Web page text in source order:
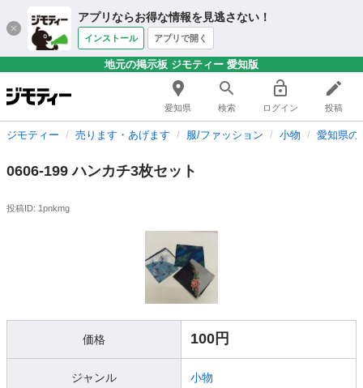
アプリならお得な情報を見逃さない！
インストール アプリで開く
地元の掲示板 ジモティー 愛知版
愛知県 検索 ログイン 投稿
ジモティー 売ります・あげます 服/ファッション 小物 愛知県の
0606-199 ハンカチ3枚セット
投稿ID: 1pnkmg
価格 100円
ジャンル 小物